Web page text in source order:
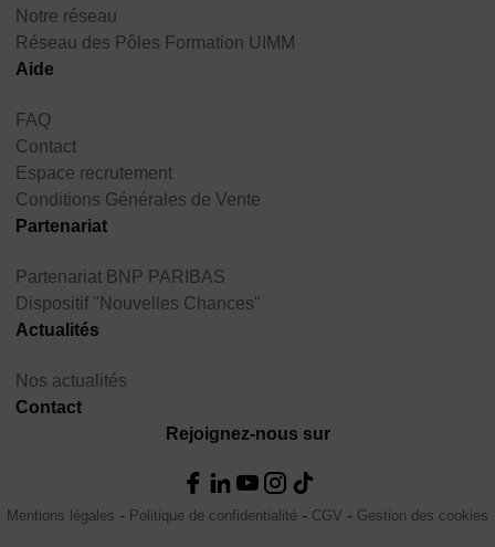
Notre réseau
Réseau des Pôles Formation UIMM
Aide
FAQ
Contact
Espace recrutement
Conditions Générales de Vente
Partenariat
Partenariat BNP PARIBAS
Dispositif "Nouvelles Chances"
Actualités
Nos actualités
Contact
Rejoignez-nous sur
Mentions légales Politique de confidentialité CGV Gestion des cookies